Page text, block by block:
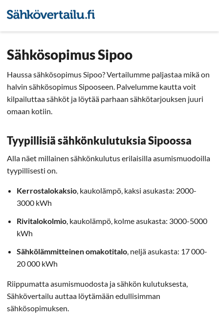
Sähkösopimus Sipoo
Haussa sähkösopimus Sipoo? Vertailumme paljastaa mikä on
halvin sähkösopimus Sipooseen. Palvelumme kautta voit
kilpailuttaa sähköt ja löytää parhaan sähkötarjouksen juuri
omaan kotiin.
Tyypillisiä sähkönkulutuksia Sipoossa
Alla näet millainen sähkönkulutus erilaisilla asumismuodoilla
tyypillisesti on.
Kerrostalokaksio, kaukolämpö, kaksi asukasta: 2000-
3000 kWh
Rivitalokolmio, kaukolämpö, kolme asukasta: 3000-5000
kWh
Sähkölämmitteinen omakotitalo, neljä asukasta: 17 000-
20 000 kWh
Riippumatta asumismuodosta ja sähkön kulutuksesta,
Sähkövertailu auttaa löytämään edullisimman
sähkösopimuksen.